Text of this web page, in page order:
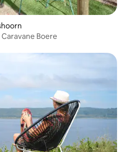
Boere